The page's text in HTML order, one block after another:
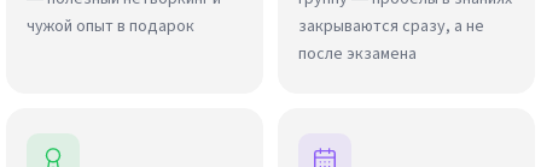
чужой опыт в подарок
закрываются сразу, а не
после экзамена